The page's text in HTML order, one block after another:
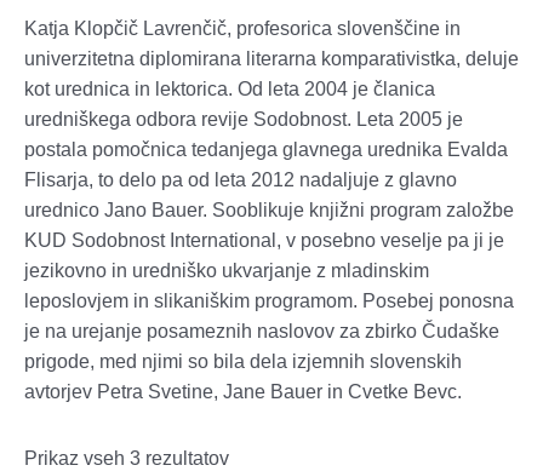
Katja Klopčič Lavrenčič, profesorica slovenščine in
univerzitetna diplomirana literarna komparativistka, deluje
kot urednica in lektorica. Od leta 2004 je članica
uredniškega odbora revije Sodobnost. Leta 2005 je
postala pomočnica tedanjega glavnega urednika Evalda
Flisarja, to delo pa od leta 2012 nadaljuje z glavno
urednico Jano Bauer. Sooblikuje knjižni program založbe
KUD Sodobnost International, v posebno veselje pa ji je
jezikovno in uredniško ukvarjanje z mladinskim
leposlovjem in slikaniškim programom. Posebej ponosna
je na urejanje posameznih naslovov za zbirko Čudaške
prigode, med njimi so bila dela izjemnih slovenskih
avtorjev Petra Svetine, Jane Bauer in Cvetke Bevc.
Prikaz vseh 3 rezultatovRazvrščeno